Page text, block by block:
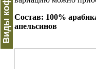
Виды кофе Состав: 100%
апельсинов